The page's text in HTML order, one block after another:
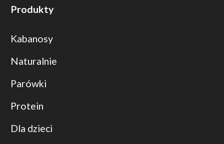
Produkty
Kabanosy
Naturalnie
Parówki
Protein
Dla dzieci